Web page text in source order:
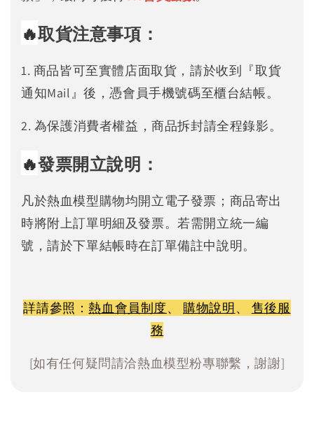
🔥取貨注意事項：
1. 商品皆可至實體店面取貨，請於收到『取貨
通知Mail』後，憑會員手機號碼至櫃台結帳。
2. 為保護消費者權益，商品拆封請全程錄影。
🔥發票開立說明：
凡於熱血模型購物均開立電子發票；商品寄出
時將附上訂單明細及發票。若需開立統一編
號，請於下單結帳時在訂單備註中說明。
詳請參照：熱血會員制度、 購物說明、 售後服
務
[如有任何疑問請洽熱血模型粉專聯繫，謝謝]